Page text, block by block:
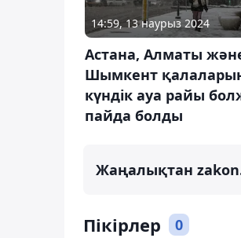
14:59, 13 наурыз 2024
Астана, Алматы
Шымкент
күндік ауа райы
пайда болды
Жаңалықтан
Пікірлер 0